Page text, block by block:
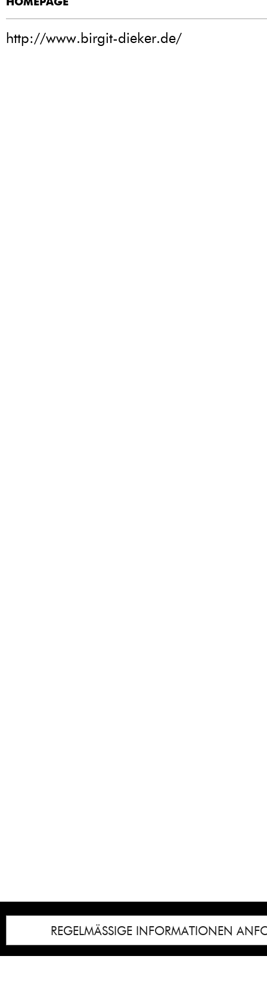
http://www.birgit-dieker.de/
REGELMÄSSIGE INFORMATIONEN